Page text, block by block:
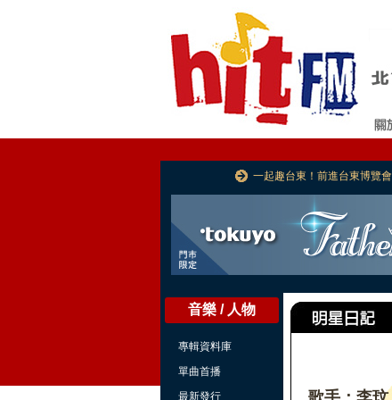
一起趣台東！前進台東博覽會
音樂 / 人物
專輯資料庫
單曲首播
最新發行